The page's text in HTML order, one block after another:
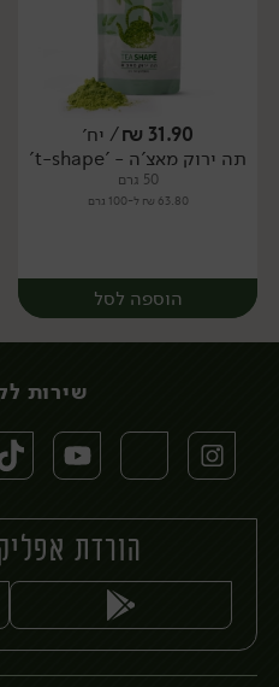
31.90
₪/ יח׳
תה ירוק מאצ'ה - 't-shape'
50 גרם
63.80 ₪ ל-100 גרם
הוספה לסל
יח׳
שירות
הורדת